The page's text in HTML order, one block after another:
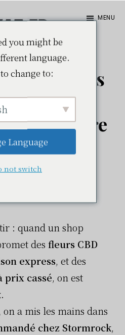
MENU
: des fleurs
un
notre
test
parJulien
: quand un shop
des fleurs CBD
express, et des
prix cassé, on est
on a mis les mains dans
chez Stormrock,
you might be
language.
change to:
Language
not switch